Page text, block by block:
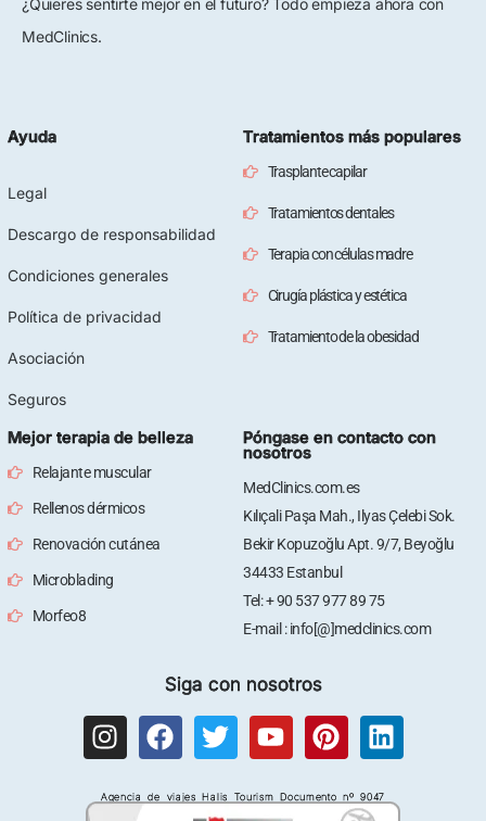
¿Quieres sentirte mejor en el futuro? Todo empieza ahora con
MedClinics.
Ayuda
Legal
Descargo de responsabilidad
Condiciones generales
Política de privacidad
Asociación
Seguros
Tratamientos más populares
Trasplante capilar
Tratamientos dentales
Terapia con células madre
Cirugía plástica y estética
Tratamiento de la obesidad
Mejor terapia de belleza
Relajante muscular
Rellenos dérmicos
Renovación cutánea
Microblading
Morfeo8
Póngase en contacto con
nosotros
MedClinics.com.es
Kılıçali Paşa Mah., Ilyas Çelebi Sok.
Bekir Kopuzoğlu Apt. 9/7, Beyoğlu
34433 Estanbul
Tel: + 90 537 977 89 75
E-mail : info[@]medclinics.com
Siga con nosotros
I
n
t
F
a
e
T
w
t
Y
o
t
P
i
t
L
i
k
Agencia de viajes Halis Tourism Documento nº 9047